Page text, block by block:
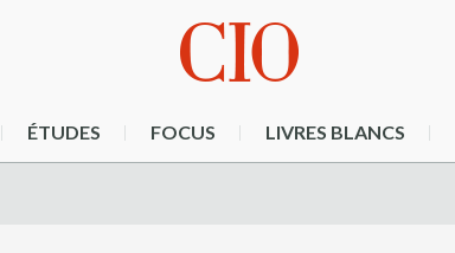
ÉTUDES FOCUS LIVRES BLANCS